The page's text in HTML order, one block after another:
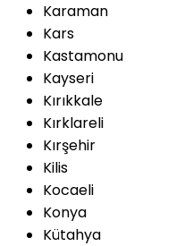
Karaman
Kars
Kastamonu
Kayseri
Kırıkkale
Kırklareli
Kırşehir
Kilis
Kocaeli
Konya
Kütahya